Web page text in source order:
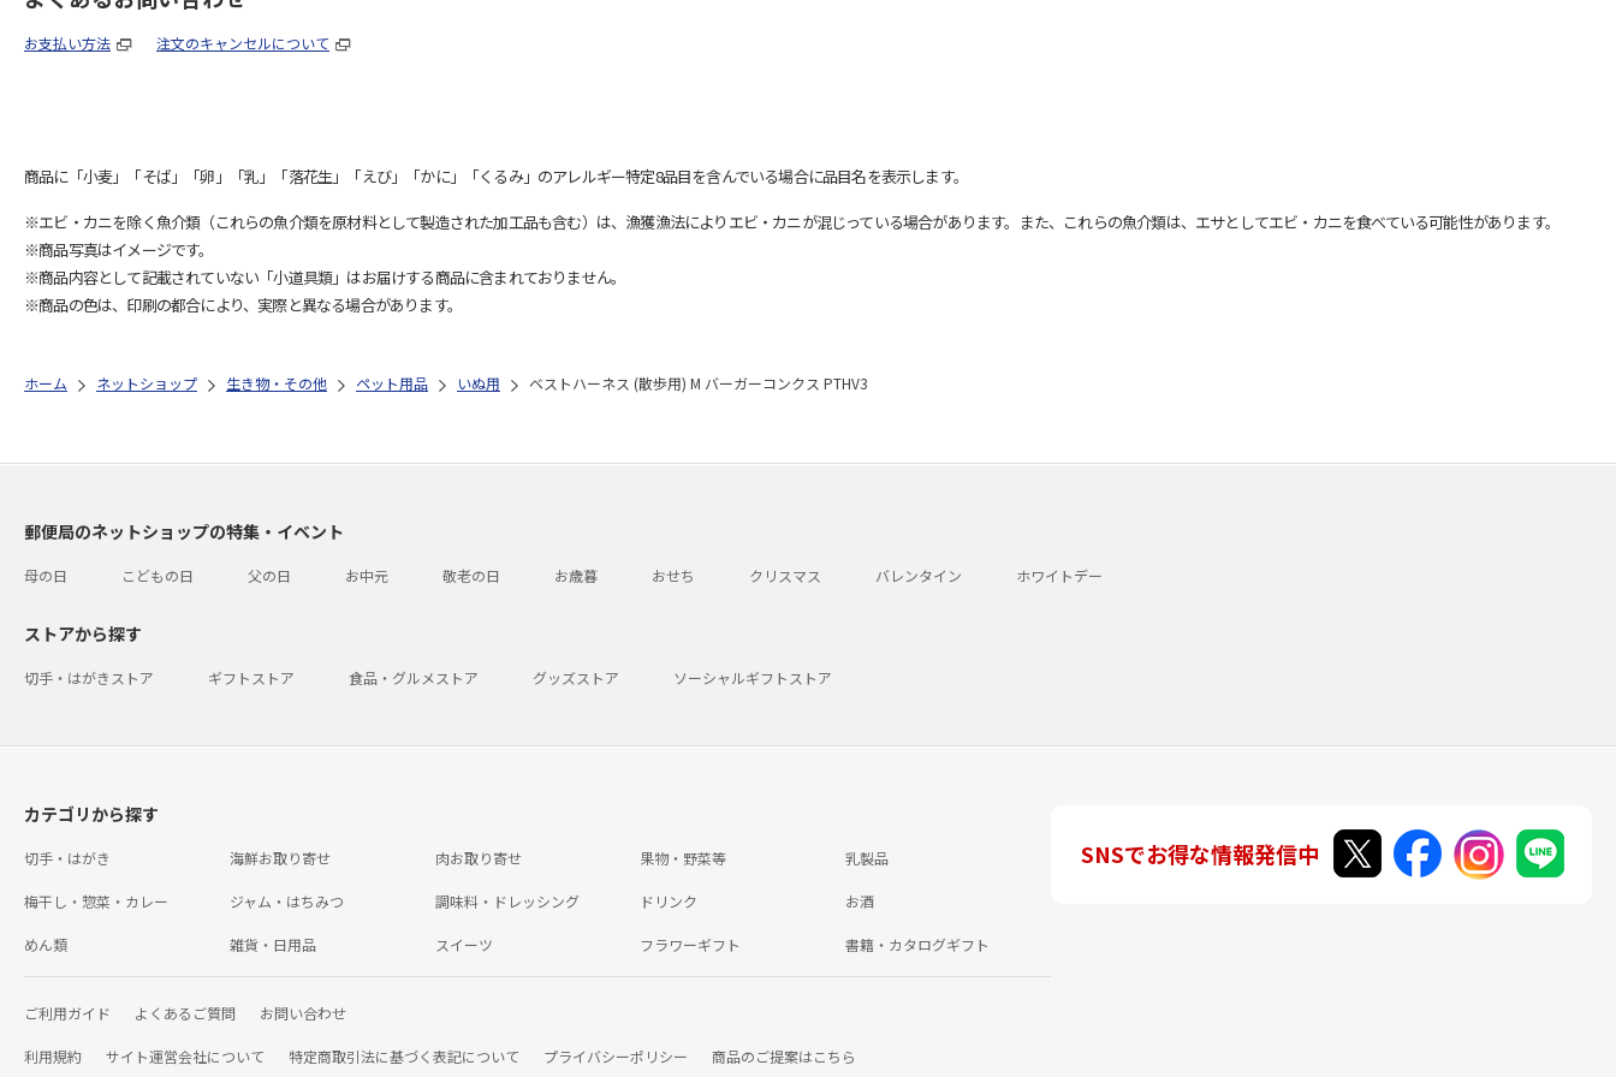
お支払い方法 注文のキャンセルについて
商品に「小麦」「そば」「卵」「乳」「落花生」「えび」「かに」「くるみ」のアレルギー特定8品目を含んでいる場合に品目名を表示します。
※エビ・カニを除く魚介類（これらの魚介類を原材料として製造された加工品も含む）は、漁獲漁法によりエビ・カニが混じっている場合があります。また、これらの魚介類は、エサとしてエビ・カニを食べている可能性があります。
※商品写真はイメージです。
※商品内容として記載されていない「小道具類」はお届けする商品に含まれておりません。
※商品の色は、印刷の都合により、実際と異なる場合があります。
ホーム ネットショップ 生き物・その他 ペット用品 いぬ用 ベストハーネス (散歩用) M バーガーコンクス PTHV3
郵便局のネットショップの特集・イベント
母の日 こどもの日 父の日 お中元 敬老の日 お歳暮 おせち クリスマス バレンタイン ホワイトデー
ストアから探す
切手・はがきストア ギフトストア 食品・グルメストア グッズストア ソーシャルギフトストア
カテゴリから探す
切手・はがき 海鮮お取り寄せ 肉お取り寄せ 果物・野菜等 乳製品
梅干し・惣菜・カレー ジャム・はちみつ 調味料・ドレッシング ドリンク お酒
めん類 雑貨・日用品 スイーツ フラワーギフト 書籍・カタログギフト
ご利用ガイド よくあるご質問 お問い合わせ
利用規約 サイト運営会社について 特定商取引法に基づく表記について プライバシーポリシー 商品のご提案はこちら
SNSでお得な情報発信中